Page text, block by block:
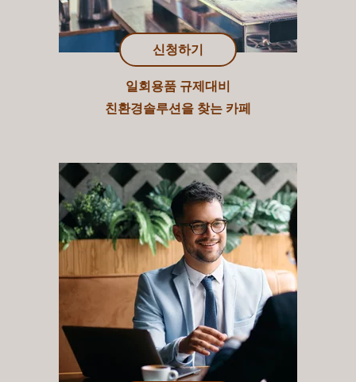
신청하기
일회용품 규제대비
친환경솔루션을 찾는 카페